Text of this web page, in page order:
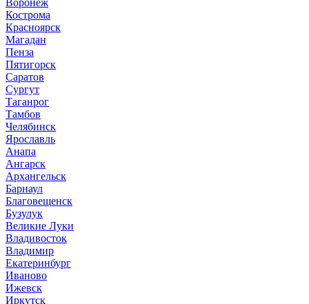
Воронеж
Кострома
Красноярск
Магадан
Пенза
Пятигорск
Саратов
Сургут
Таганрог
Тамбов
Челябинск
Ярославль
Анапа
Ангарск
Архангельск
Барнаул
Благовещенск
Бузулук
Великие Луки
Владивосток
Владимир
Екатеринбург
Иваново
Ижевск
Иркутск